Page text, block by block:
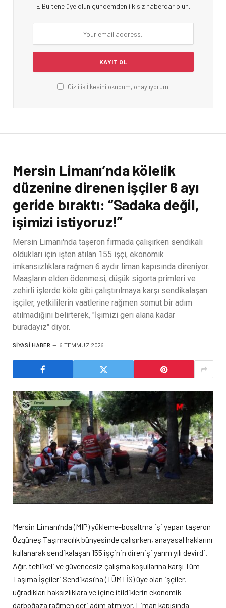
E Bültene üye olun gündemden ilk siz haberdar olun.
Gizlilik İlkesini okudum, onaylıyorum.
Mersin Limanı’nda kölelik
düzenine direnen işçiler 6 ayı
geride bıraktı: “Sadaka değil,
işimizi istiyoruz!”
Mersin Limanı'nda taşeron firmada çalışırken sendikalı
oldukları için işten atılan 155 işçi, ekonomik
imkansızlıklara rağmen 6 aydır liman kapısında direniyor.
Maaşların elden ödenmesi, düşük sigorta primleri ve
zehirli işlerde köle gibi çalıştırılmaya karşı sendikalaşan
işçiler, yetkililerin vaatlerine rağmen somut bir adım
atılmadığını belirterek, "İşimizi geri alana kadar
buradayız" diyor.
SIYASI HABER 6 TEMMUZ 2026
Mersin Limanı’nda (MIP) yükleme-boşaltma işi yapan taşeron
Özgüneş Taşımacılık bünyesinde çalışırken, anayasal haklarını
kullanarak sendikalaşan 155 işçinin direnişi yarım yılı devirdi.
Ağır, tehlikeli ve güvencesiz çalışma koşullarına karşı Tüm
Taşıma İşçileri Sendikası’na (TÜMTİS) üye olan işçiler,
uğradıkları haksızlıklara ve içine itildiklerin ekonomik
darboğaza rağmen geri adım atmıyor. Liman kapısında